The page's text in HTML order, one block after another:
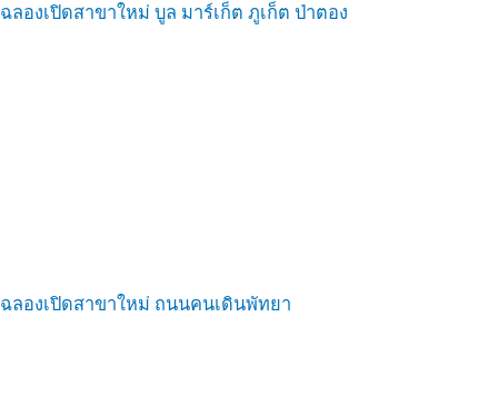
ฉลองเปิดสาขาใหม่ บูล มาร์เก็ต ภูเก็ต ป่าตอง
ฉลองเปิดสาขาใหม่ ถนนคนเดินพัทยา